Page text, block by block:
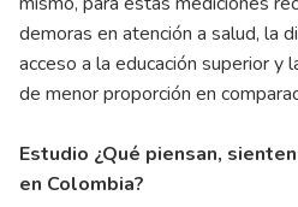
demoras en atención a salud, la
acceso a la educación superior y
de menor proporción en
Estudio ¿Qué piensan,
en Colombia?